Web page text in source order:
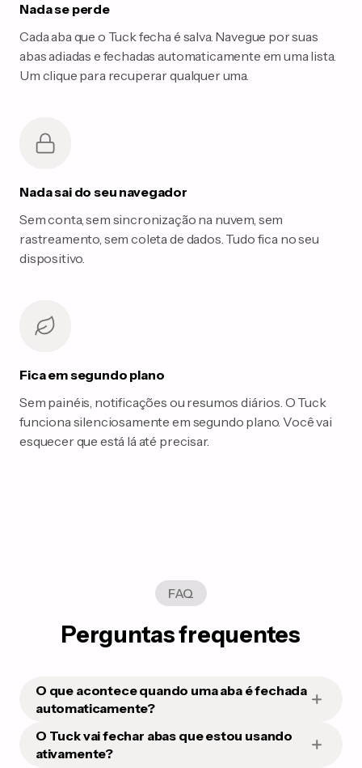
Nada se perde
Cada aba que o Tuck fecha é salva. Navegue por suas
abas adiadas e fechadas automaticamente em uma lista.
Um clique para recuperar qualquer uma.
Nada sai do seu navegador
Sem conta, sem sincronização na nuvem, sem
rastreamento, sem coleta de dados. Tudo fica no seu
dispositivo.
Fica em segundo plano
Sem painéis, notificações ou resumos diários. O Tuck
funciona silenciosamente em segundo plano. Você vai
esquecer que está lá até precisar.
FAQ
Perguntas frequentes
O que acontece quando uma aba é fechada
automaticamente?
O Tuck vai fechar abas que estou usando
ativamente?